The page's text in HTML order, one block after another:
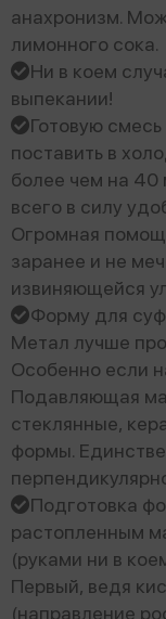
анахронизм.
лимонного сока.
Ни в коем
выпекании!
Готовую
поставить в
более чем на 40
всего в силу
Огромная
заранее и не
извиняющейся
Форму для
Метал лучше
Особенно если
Подавляющая
стеклянные,
формы.
Подготовка
растопленным
(руками ни в
Первый, ведя
(направление